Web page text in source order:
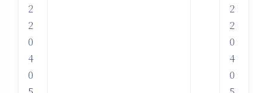
2
2
0
4
0
2
2
0
4
0